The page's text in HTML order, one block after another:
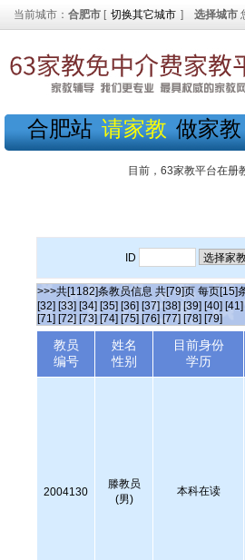
当前城市： 合肥市 [ 切换其它城市 ] 选择城市
合肥站 请家教 做家教
目前，63家教平台在册
ID
>>>共[1182]条教员信息 共[79]页 每页[15]
[32] [33] [34] [35] [36] [37] [38] [39] [40] [41]
[71] [72] [73] [74] [75] [76] [77] [78] [79]
教员
编号
姓名
性别
目前身份
学历
2004130
滕教员
(男)
本科在读